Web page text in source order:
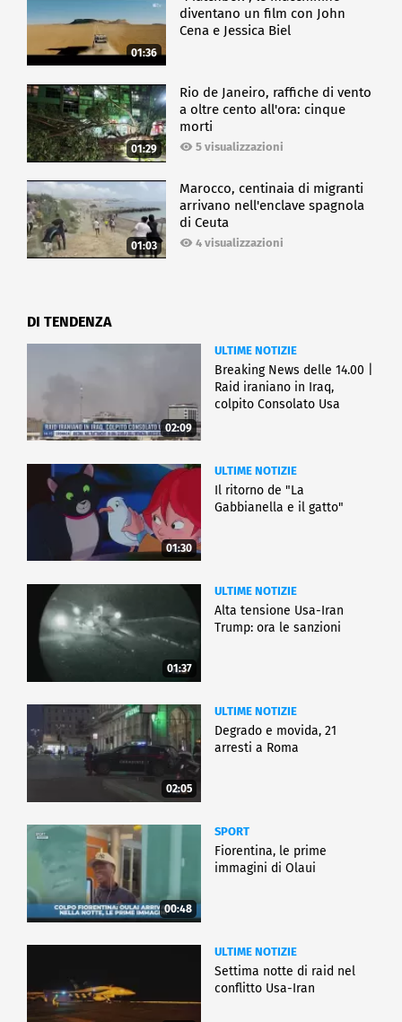
01:36
diventano un film con John
Cena e Jessica Biel
01:29
Rio de Janeiro, raffiche di vento
a oltre cento all'ora: cinque
morti
5 visualizzazioni
01:03
Marocco, centinaia di migranti
arrivano nell'enclave spagnola
di Ceuta
4 visualizzazioni
DI TENDENZA
02:09
ULTIME NOTIZIE
Breaking News delle 14.00 |
Raid iraniano in Iraq,
colpito Consolato Usa
01:30
ULTIME NOTIZIE
Il ritorno de "La
Gabbianella e il gatto"
01:37
ULTIME NOTIZIE
Alta tensione Usa-Iran
Trump: ora le sanzioni
02:05
ULTIME NOTIZIE
Degrado e movida, 21
arresti a Roma
00:48
SPORT
Fiorentina, le prime
immagini di Olaui
ULTIME NOTIZIE
Settima notte di raid nel
conflitto Usa-Iran